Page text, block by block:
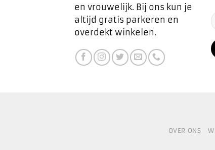
en vrouwelijk. Bij ons kun je
altijd gratis parkeren en
overdekt winkelen.
OVER ONS